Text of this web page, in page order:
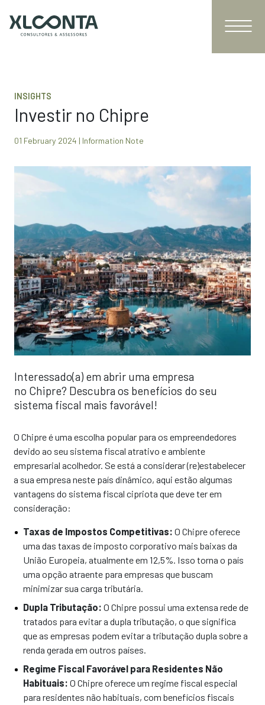
INSIGHTS
Investir no Chipre
01 February 2024 | Information Note
Interessado(a) em abrir uma empresa
no Chipre? Descubra os benefícios do seu
sistema fiscal mais favorável!
O Chipre é uma escolha popular para os empreendedores
devido ao seu sistema fiscal atrativo e ambiente
empresarial acolhedor. Se está a considerar (re)estabelecer
a sua empresa neste país dinâmico, aqui estão algumas
vantagens do sistema fiscal cipriota que deve ter em
consideração:
Taxas de Impostos Competitivas: O Chipre oferece
uma das taxas de imposto corporativo mais baixas da
União Europeia, atualmente em 12,5%. Isso torna o país
uma opção atraente para empresas que buscam
minimizar sua carga tributária.
Dupla Tributação: O Chipre possui uma extensa rede de
tratados para evitar a dupla tributação, o que significa
que as empresas podem evitar a tributação dupla sobre a
renda gerada em outros países.
Regime Fiscal Favorável para Residentes Não
Habituais: O Chipre oferece um regime fiscal especial
para residentes não habituais, com benefícios fiscais